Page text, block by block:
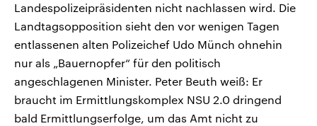
Landespolizeipräsidenten nicht nachlassen wird. Die
Landtagsopposition sieht den vor wenigen Tagen
entlassenen alten Polizeichef Udo Münch ohnehin
nur als „Bauernopfer“ für den politisch
angeschlagenen Minister. Peter Beuth weiß: Er
braucht im Ermittlungskomplex NSU 2.0 dringend
bald Ermittlungserfolge, um das Amt nicht zu